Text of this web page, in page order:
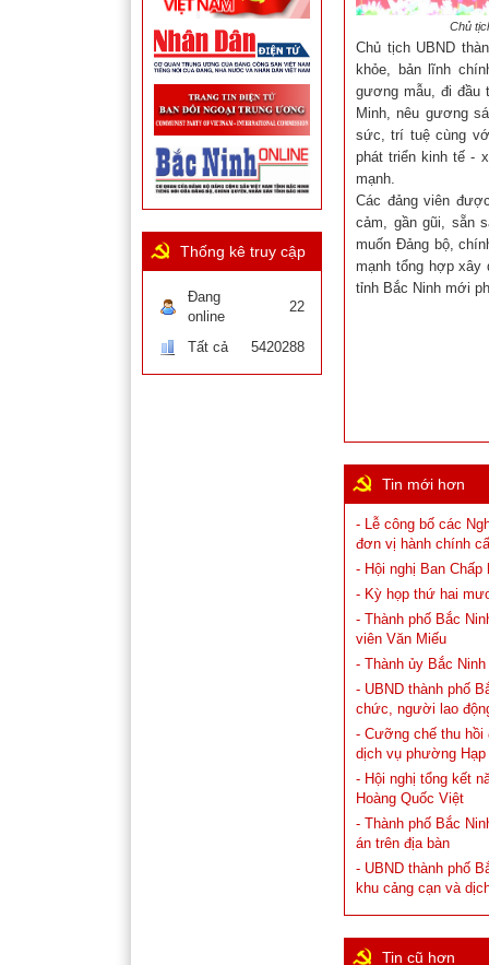
Chủ tịch
Chủ tịch UBND
khỏe, bản lĩnh
gương mẫu, đi đầu
Minh, nêu gương
sức, trí tuệ cùng
phát triển kinh tế -
mạnh.
Các đảng viên
cảm, gần gũi, sẵn
muốn Đảng bộ,
mạnh tổng hợp xây
tỉnh Bắc Ninh mới
Tin mới hơn
- Lễ công bố các
đơn vị hành chính
- Hội nghị Ban Chấp
- Kỳ họp thứ hai
- Thành phố Bắc
viên Văn Miếu
- Thành ủy Bắc
- UBND thành phố
chức, người lao
- Cưỡng chế thu
dịch vụ phường Hạp
- Hội nghị tổng kết
Hoàng Quốc Việt
- Thành phố Bắc
án trên địa bàn
- UBND thành phố
khu cảng cạn và
Tin cũ hơn
Thống kê truy cập
Đang
online
22
Tất cả 5420288